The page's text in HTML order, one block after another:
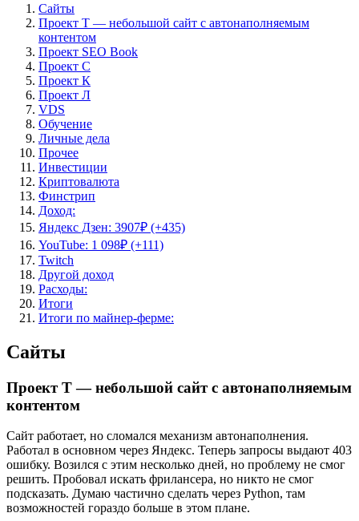
Сайты
Проект Т — небольшой сайт с автонаполняемым
контентом
Проект SEO Book
Проект С
Проект К
Проект Л
VDS
Обучение
Личные дела
Прочее
Инвестиции
Криптовалюта
Финстрип
Доход:
Яндекс Дзен: 3907₽ (+435)
YouTube: 1 098₽ (+111)
Twitch
Другой доход
Расходы:
Итоги
Итоги по майнер-ферме:
Сайты
Проект Т — небольшой сайт с автонаполняемым
контентом
Сайт работает, но сломался механизм автонаполнения.
Работал в основном через Яндекс. Теперь запросы выдают 403
ошибку. Возился с этим несколько дней, но проблему не смог
решить. Пробовал искать фрилансера, но никто не смог
подсказать. Думаю частично сделать через Python, там
возможностей гораздо больше в этом плане.